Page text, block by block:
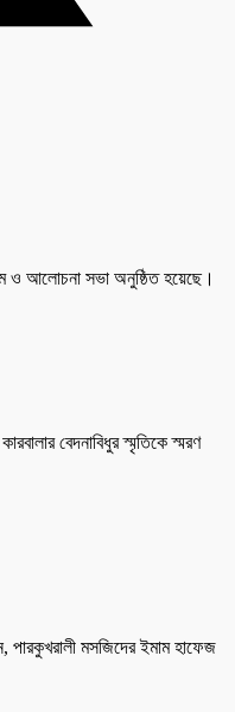
ও আলোচনা সভা অনুষ্ঠিত হয়েছে।
বেদনাবিধুর স্মৃতিকে স্মরণ
পারকুখরালী মসজিদের ইমাম হাফেজ